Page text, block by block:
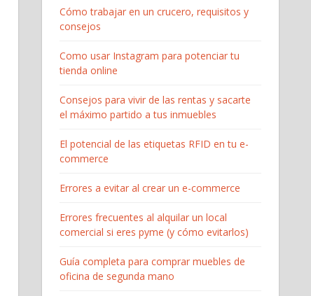
Cómo trabajar en un crucero, requisitos y
consejos
Como usar Instagram para potenciar tu
tienda online
Consejos para vivir de las rentas y sacarte
el máximo partido a tus inmuebles
El potencial de las etiquetas RFID en tu e-
commerce
Errores a evitar al crear un e-commerce
Errores frecuentes al alquilar un local
comercial si eres pyme (y cómo evitarlos)
Guía completa para comprar muebles de
oficina de segunda mano